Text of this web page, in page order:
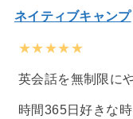
ネイティブキャンプ
★★★★★
英会話を無制限に
時間365日好きな